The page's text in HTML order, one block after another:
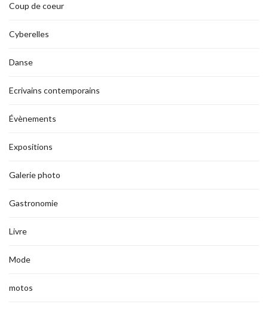
Coup de coeur
Cyberelles
Danse
Ecrivains contemporains
Évènements
Expositions
Galerie photo
Gastronomie
Livre
Mode
motos